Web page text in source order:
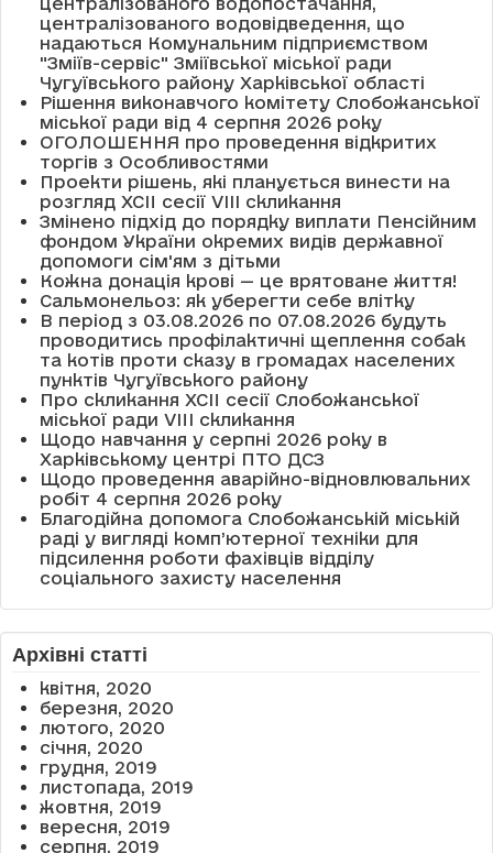
централізованого водовідведення, що
надаються Комунальним підприємством
"Зміїв-сервіс" Зміївської міської ради
Чугуївського району Харківської області
Рішення виконавчого комітету Слобожанської
міської ради від 4 серпня 2026 року
ОГОЛОШЕННЯ про проведення відкритих
торгів з Особливостями
Проекти рішень, які планується винести на
розгляд XCII сесії VІІІ скликання
Змінено підхід до порядку виплати Пенсійним
фондом України окремих видів державної
допомоги сім'ям з дітьми
Кожна донація крові — це врятоване життя!
Сальмонельоз: як уберегти себе влітку
В період з 03.08.2026 по 07.08.2026 будуть
проводитись профілактичні щеплення собак
та котів проти сказу в громадах населених
пунктів Чугуївського району
Про скликання XCII сесії Слобожанської
міської ради VIII скликання
Щодо навчання у серпні 2026 року в
Харківському центрі ПТО ДСЗ
Щодо проведення аварійно-відновлювальних
робіт 4 серпня 2026 року
Благодійна допомога Слобожанській міській
раді у вигляді комп’ютерної техніки для
підсилення роботи фахівців відділу
соціального захисту населення
Архівні статті
квітня, 2020
березня, 2020
лютого, 2020
січня, 2020
грудня, 2019
листопада, 2019
жовтня, 2019
вересня, 2019
серпня, 2019